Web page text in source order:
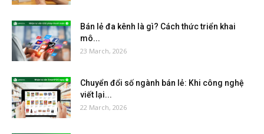
Bán lẻ đa kênh là gì? Cách thức triển khai
mô...
23 March, 2026
Chuyển đổi số ngành bán lẻ: Khi công nghệ
viết lại...
22 March, 2026